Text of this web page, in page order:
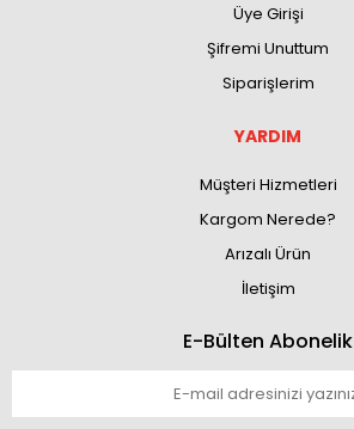
Üye Girişi
Şifremi Unuttum
Siparişlerim
YARDIM
Müşteri Hizmetleri
Kargom Nerede?
Arızalı Ürün
İletişim
E-Bülten Abonelik